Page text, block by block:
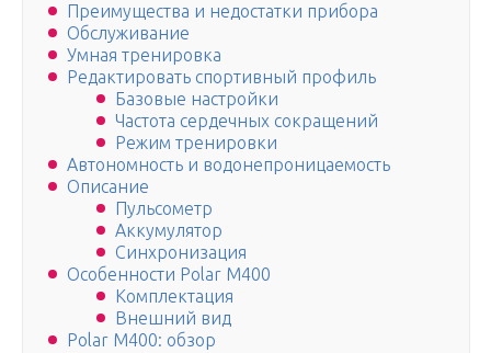
Преимущества и недостатки прибора
Обслуживание
Умная тренировка
Редактировать спортивный профиль
Базовые настройки
Частота сердечных сокращений
Режим тренировки
Автономность и водонепроницаемость
Описание
Пульсометр
Аккумулятор
Синхронизация
Особенности Polar M400
Комплектация
Внешний вид
Polar M400: обзор